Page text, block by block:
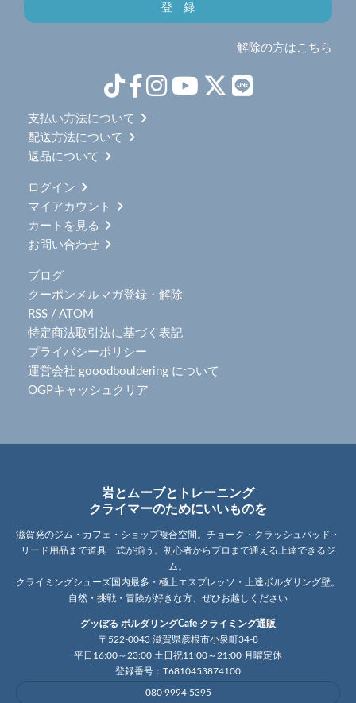
解除の方はこちら
支払い方法について
配送方法について
返品について
ログイン
マイアカウント
カートを見る
お問い合わせ
ブログ
クーポンメルマガ登録・解除
RSS / ATOM
特定商法取引法に基づく表記
プライバシーポリシー
運営会社 gooodbouldering について
OGPキャッシュクリア
岩とムーブとトレーニング
クライマーのためにいいものを
滋賀発のジム・カフェ・ショップ複合空間。チョーク・クラッシュパッド・
リード用品まで道具一式が揃う。初心者からプロまで通える上達できるジ
ム。
クライミングシューズ国内最多・極上エスプレッソ・上達ボルダリング壁。
自然・挑戦・冒険が好きな方、ぜひお越しください
グッぼる ボルダリングCafe クライミング通販
〒522-0043 滋賀県彦根市小泉町34-8
平日16:00～23:00 土日祝11:00～21:00 月曜定休
登録番号：T6810453874100
080 9994 5395